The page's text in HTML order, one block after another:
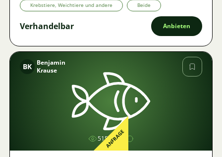
Krebstiere, Weichtiere und andere Beide
Verhandelbar Anbieten
Bild
BK
Benjamin
Krause
515ANFRAGE